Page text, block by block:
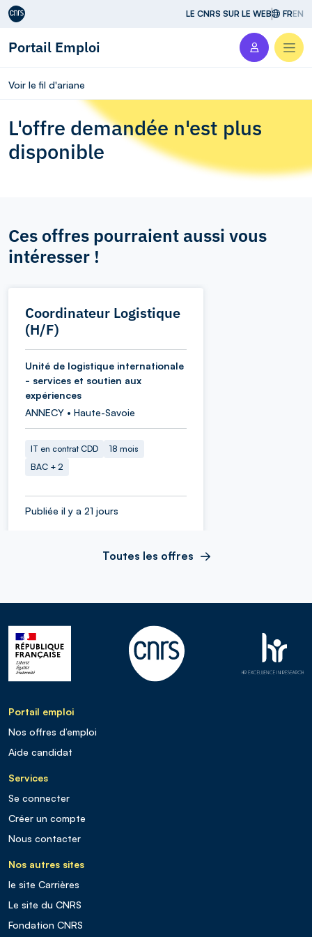
Aller au contenu LE CNRS SUR LE WEB FREN
Portail Emploi
Voir le fil d'ariane
L'offre demandée n'est plus
disponible
Ces offres pourraient aussi vous
intéresser !
Coordinateur Logistique
(H/F)
Unité de logistique internationale
- services et soutien aux
expériences
ANNECY • Haute-Savoie
IT en contrat CDD
18 mois
BAC + 2
Publiée il y a 21 jours
Toutes les offres
Portail emploi
Nos offres d’emploi
Aide candidat
Services
Se connecter
Créer un compte
Nous contacter
Nos autres sites
le site Carrières
Le site du CNRS
Fondation CNRS